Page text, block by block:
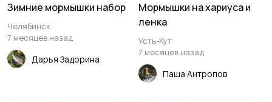
Зимние мормышки набор
Челябинск
7 месяцев назад
Дарья Задорина
Мормышки на хариуса и
ленка
Усть-Кут
7 месяцев назад
Паша Антропов